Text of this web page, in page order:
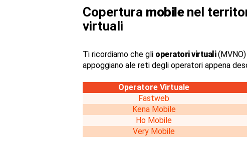
Copertura mobilenel
virtuali
Ti ricordiamo che gli operatori virtuali(MVNO)
appoggiano ale reti degli operatori appena
Operatore Virtuale
Fastweb
Kena Mobile
Ho Mobile
Very Mobile